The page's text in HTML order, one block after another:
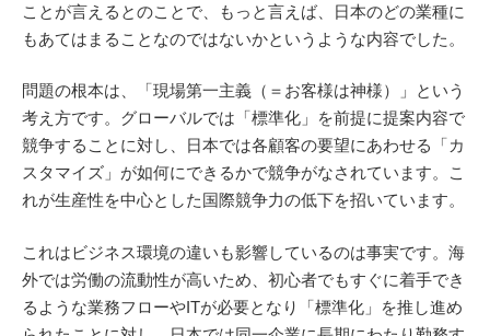
ことが言えるとのことで、もっと言えば、日本のどの業種に
もあてはまることなのではないかというような内容でした。
問題の根本は、「現場第一主義（＝お客様は神様）」という
考え方です。グローバルでは「標準化」を前提に提案内容で
競争することに対し、日本では各顧客の要望にあわせる「カ
スタマイズ」が如何にできるかで競争がなされています。こ
れが生産性を中心とした国際競争力の低下を招いています。
これはビジネス環境の違いも影響しているのは事実です。海
外では労働の流動性が高いため、初心者でもすぐに着手でき
るような業務フローやITが必要となり「標準化」を推し進め